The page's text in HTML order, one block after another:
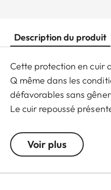
Description du produit
Cette protection en cuir
Q même dans les
défavorables sans
Le cuir repoussé
l'appareil pour un aspect
très bonne tenue en
Voir plus